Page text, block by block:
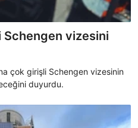
Schengen vizesini
çok girişli Schengen vizesinin
duyurdu.